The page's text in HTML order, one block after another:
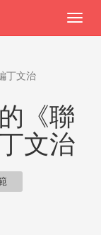
丁文治
《聯
文治